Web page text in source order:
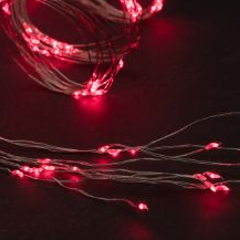
Poistotuotteet
Kausituotteet
Joulu
Joulu- ja kausivalot
Eläimet ja
Kyntteliköt
Valoketjut ja
Joulukoristeet